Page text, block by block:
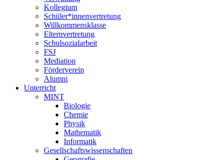
Kollegium
Schüler*innenvertretung
Willkommensklasse
Elternvertretung
Schulsozialarbeit
FSJ
Mediation
Förderverein
Alumni
Unterricht
MINT
Biologie
Chemie
Physik
Mathematik
Informatik
Gesellschaftswissenschaften